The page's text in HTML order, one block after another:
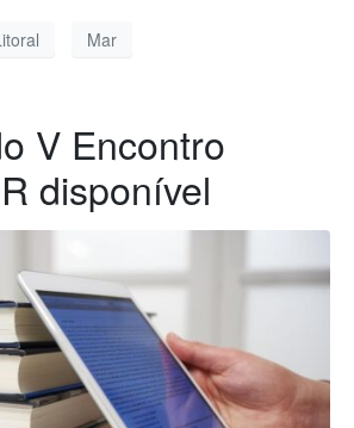
Mar
V Encontro
disponível